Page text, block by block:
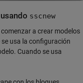
sscnew
a crear modelos
usa la configuración
Cuando se usa